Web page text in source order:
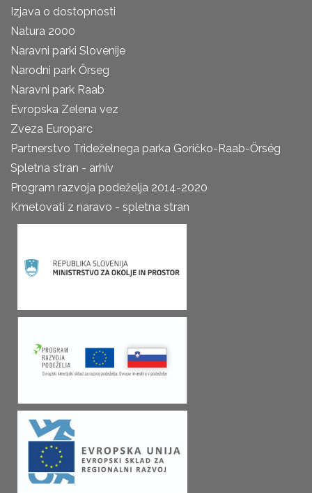
Izjava o dostopnosti
Natura 2000
Naravni parki Slovenije
Narodni park Őrseg
Naravni park Raab
Evropska Zelena vez
Zveza Europarc
Partnerstvo Trideželnega parka Goričko-Raab-Őrség
Spletna stran - arhiv
Program razvoja podeželja 2014-2020
Kmetovati z naravo - spletna stran